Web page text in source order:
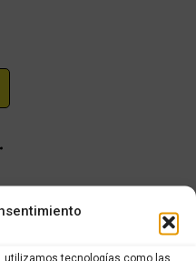
utilizamos tecnologías como las